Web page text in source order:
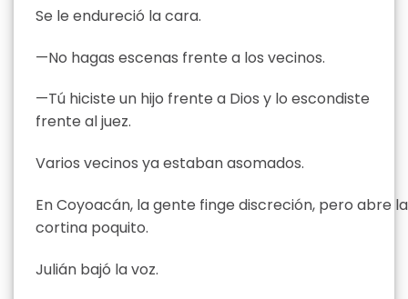
Se le endureció la cara.
—No hagas escenas frente a los vecinos.
—Tú hiciste un hijo frente a Dios y lo escondiste
frente al juez.
Varios vecinos ya estaban asomados.
En Coyoacán, la gente finge discreción, pero abre la
cortina poquito.
Julián bajó la voz.